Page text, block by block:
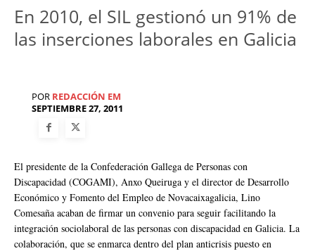
En 2010, el SIL gestionó un 91% de
las inserciones laborales en Galicia
POR REDACCIÓN EM
SEPTIEMBRE 27, 2011
El presidente de la Confederación Gallega de Personas con
Discapacidad (COGAMI), Anxo Queiruga y el director de Desarrollo
Económico y Fomento del Empleo de Novacaixagalicia, Lino
Comesaña acaban de firmar un convenio para seguir facilitando la
integración sociolaboral de las personas con discapacidad en Galicia. La
colaboración, que se enmarca dentro del plan anticrisis puesto en